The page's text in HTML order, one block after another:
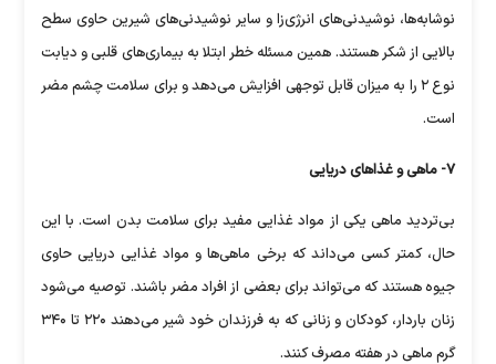
نوشابه‌ها، نوشیدنی‌های انرژی‌زا و سایر نوشیدنی‌های شیرین حاوی سطح
بالایی از شکر هستند. همین مسئله خطر ابتلا به بیماری‌های قلبی و دیابت
نوع ۲ را به میزان قابل توجهی افزایش می‌دهد و برای سلامت چشم مضر
است.
۷- ماهی و غذا‌های دریایی
بی‌تردید ماهی یکی از مواد غذایی مفید برای سلامت بدن است. با این
حال، کمتر کسی می‌داند که برخی ماهی‌ها و مواد غذایی دریایی حاوی
جیوه هستند که می‌تواند برای بعضی از افراد مضر باشند. توصیه می‌شود
زنان باردار، کودکان و زنانی که به فرزندان خود شیر می‌دهند ۲۲۰ تا ۳۴۰
گرم ماهی در هفته مصرف کنند.